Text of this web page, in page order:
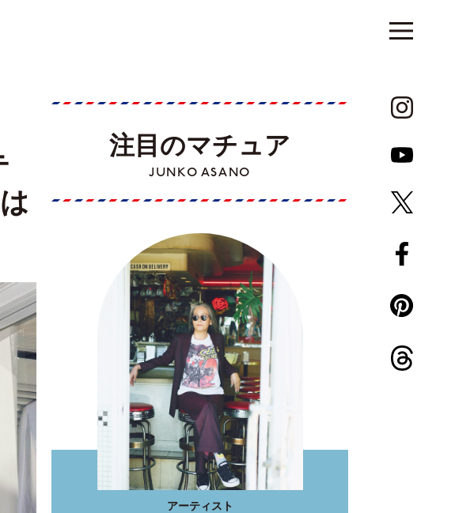
注目のマチュア
JUNKO ASANO
アーティスト